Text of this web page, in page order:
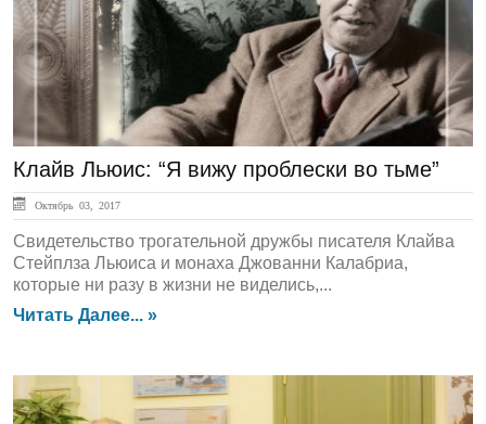
Клайв Льюис: “Я вижу проблески во тьме”
Октябрь 03, 2017
Свидетельство трогательной дружбы писателя Клайва
Стейплза Льюиса и монаха Джованни Калабриа,
которые ни разу в жизни не виделись,...
Читать Далее... »
ЛЕНТА НОВОСТЕЙ